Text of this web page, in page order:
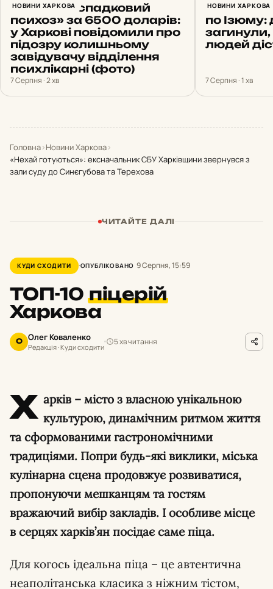
НОВИНИ ХАРКОВА
Вигадав «спадковий
психоз» за 6500 доларів:
у Харкові повідомили про
підозру колишньому
завідувачу відділення
психлікарні (фото)
7 Серпня · 2 хв
НОВИНИ ХАРКОВА
по Ізюму:
людей
7 Серпня · 1 хв
Головна›Новини Харкова›
«Нехай готуються»: ексначальник СБУ Харківщини звернувся з
зали суду до Синєгубова та Терехова
ЧИТАЙТЕ ДАЛІ
КУДИ СХОДИТИ ОПУБЛІКОВАНО 9 Серпня, 15:59
ТОП-10піцерій
Харкова
О Олег Коваленко
Редакція · Куди сходити
5 хв читання
Х арків – місто з власною унікальною
культурою, динамічним ритмом життя
та сформованими гастрономічними
традиціями. Попри будь-які виклики, міська
кулінарна сцена продовжує розвиватися,
пропонуючи мешканцям та гостям
вражаючий вибір закладів. І особливе місце
в серцях харків’ян посідає саме піца.
Для когось ідеальна піца – це автентична
неаполітанська класика з ніжним тістом,